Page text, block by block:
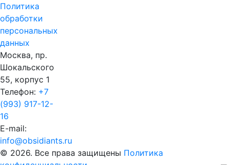
Политика
обработки
персональных
данных
Москва, пр.
Шокальского
55, корпус 1
Телефон: +7
(993) 917-12-
16
E-mail:
info@obsidiants.ru
© 2026. Все права защищены Политика